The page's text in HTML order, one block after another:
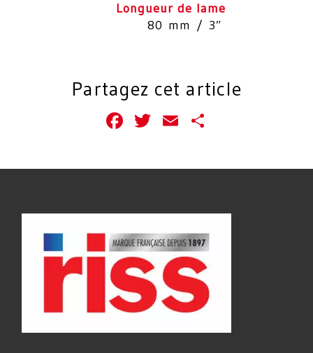
Longueur de lame
80 mm / 3″
Partagez cet article
Facebook
Twitter
Email